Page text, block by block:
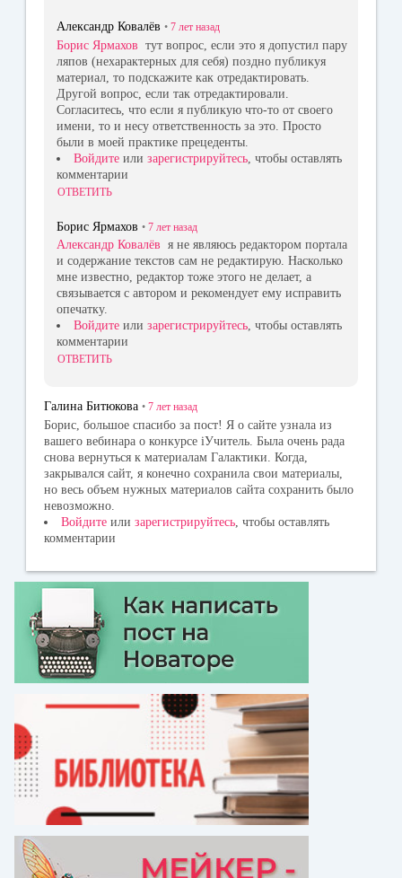
Александр Ковалёв • 7 лет назад
Борис Ярмахов тут вопрос, если это я допустил пару
ляпов (нехарактерных для себя) поздно публикуя
материал, то подскажите как отредактировать.
Другой вопрос, если так отредактировали.
Согласитесь, что если я публикую что-то от своего
имени, то и несу ответственность за это. Просто
были в моей практике прецеденты.
Войдите или зарегистрируйтесь , чтобы оставлять
комментарии
ОТВЕТИТЬ
Борис Ярмахов • 7 лет назад
Александр Ковалёв я не являюсь редактором портала
и содержание текстов сам не редактирую. Насколько
мне известно, редактор тоже этого не делает, а
связывается с автором и рекомендует ему исправить
опечатку.
Войдите или зарегистрируйтесь, чтобы оставлять
комментарии
ОТВЕТИТЬ
Галина Битюкова • 7 лет назад
Борис, большое спасибо за пост! Я о сайте узнала из
вашего вебинара о конкурсе iУчитель. Была очень рада
снова вернуться к материалам Галактики. Когда,
закрывался сайт, я конечно сохранила свои материалы,
но весь объем нужных материалов сайта сохранить было
невозможно.
Войдите или зарегистрируйтесь , чтобы оставлять
комментарии